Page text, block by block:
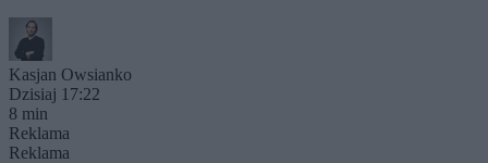
Kasjan Owsianko
Dzisiaj 17:22
8 min
Reklama
Reklama